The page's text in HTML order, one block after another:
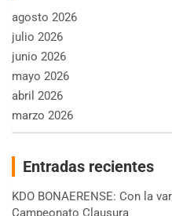
agosto 2026
julio 2026
junio 2026
mayo 2026
abril 2026
marzo 2026
Entradas recientes
KDO BONAERENSE: Con la
Campeonato Clausura